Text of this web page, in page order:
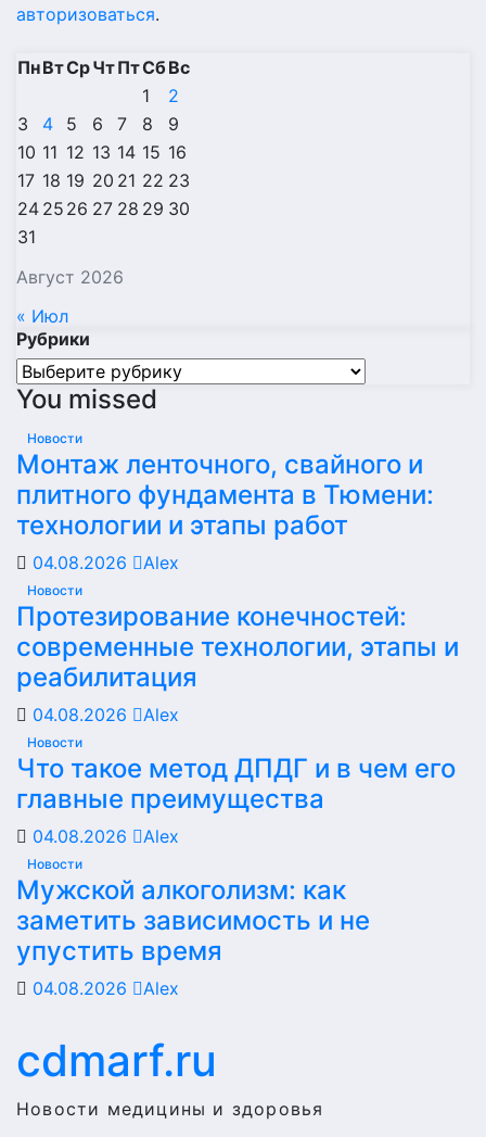
авторизоваться.
Август 2026
ПнВтСрЧтПтСбВс
1
2
3
4 5 6 7 8
9
10 11 12 13 14 15 16
17 18 19 20 21 22 23
24 25 26 27 28 29 30
31
« Июл
Рубрики
Рубрики
You missed
Новости
Монтаж ленточного, свайного и
плитного фундамента в Тюмени:
технологии и этапы работ
04.08.2026 Alex
Новости
Протезирование конечностей:
современные технологии, этапы и
реабилитация
04.08.2026 Alex
Новости
Что такое метод ДПДГ и в чем его
главные преимущества
04.08.2026 Alex
Новости
Мужской алкоголизм: как
заметить зависимость и не
упустить время
04.08.2026 Alex
cdmarf.ru
Новости медицины и здоровья